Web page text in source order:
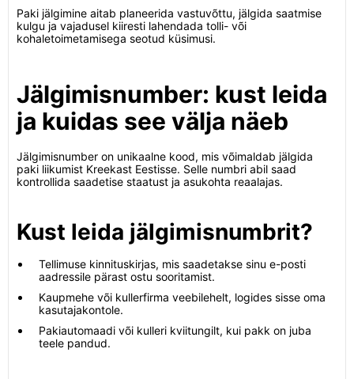
Paki jälgimine aitab planeerida vastuvõttu, jälgida saatmise
kulgu ja vajadusel kiiresti lahendada tolli- või
kohaletoimetamisega seotud küsimusi.
Jälgimisnumber: kust leida
ja kuidas see välja näeb
Jälgimisnumber on unikaalne kood, mis võimaldab jälgida
paki liikumist Kreekast Eestisse. Selle numbri abil saad
kontrollida saadetise staatust ja asukohta reaalajas.
Kust leida jälgimisnumbrit?
Tellimuse kinnituskirjas, mis saadetakse sinu e-posti
aadressile pärast ostu sooritamist.
Kaupmehe või kullerfirma veebilehelt, logides sisse oma
kasutajakontole.
Pakiautomaadi või kulleri kviitungilt, kui pakk on juba
teele pandud.